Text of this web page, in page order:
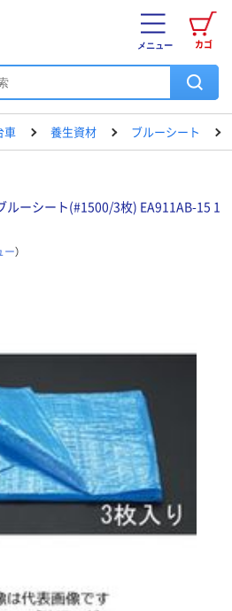
カゴ
メニュー
車 養生資材 ブルーシート
ーシート(#1500/3枚) EA911AB-15 1
ー）